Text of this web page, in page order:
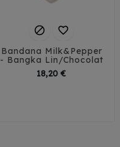
 
Bandana Milk&Pepper
- Bangka Lin/Chocolat
18,20 €